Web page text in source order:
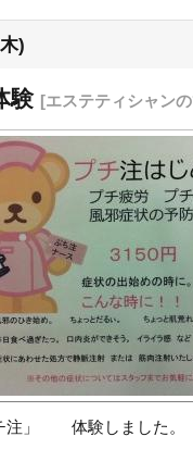
)
験 [エステティシャン
注」 体験しました。